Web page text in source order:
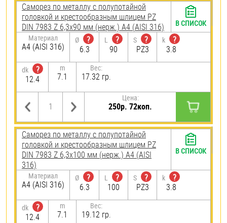
Саморез по металлу с полупотайной
головкой и крестообразным шлицем PZ
DIN 7983 Z 6,3х90 мм (нерж.) A4 (AISI 316)
Материал
A4 (AISI 316)
Ø
?
6.3
L
?
90
S
?
PZ3
k
?
3.8
dk
?
12.4
m
7.1
Вес:
17.32 гр.
Цена:
250р. 72коп.
В СПИСОК
Саморез по металлу с полупотайной
головкой и крестообразным шлицем PZ
DIN 7983 Z 6,3х100 мм (нерж.) A4 (AISI
316)
Материал
A4 (AISI 316)
Ø
?
6.3
L
?
100
S
?
PZ3
k
?
3.8
dk
?
12.4
m
7.1
Вес:
19.12 гр.
В СПИСОК